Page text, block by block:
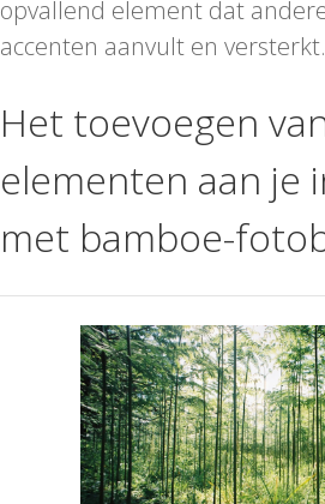
opvallend element dat
accenten aanvult en versterkt.
Het toevoegen
elementen aan je
met bamboe-